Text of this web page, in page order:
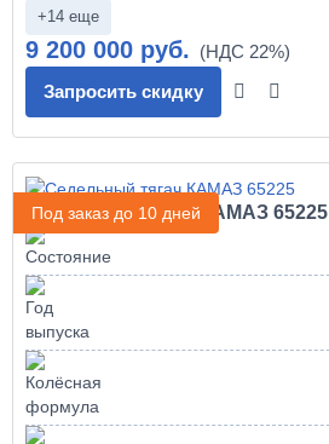
+14 еще
9 200 000 руб.
Запросить скидку
Под заказ до 10 дней
Седельный тягач КАМАЗ 65225